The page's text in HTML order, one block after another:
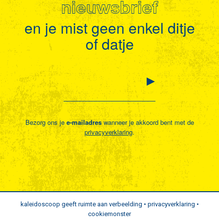
nieuwsbrief
en je mist geen enkel ditje
of datje
Bezorg ons je e-mailadreswanneer je akkoord bent met de
privacyverklaring.
kaleidoscoop geeft ruimte aan verbeelding • privacyverklaring •
cookiemonster